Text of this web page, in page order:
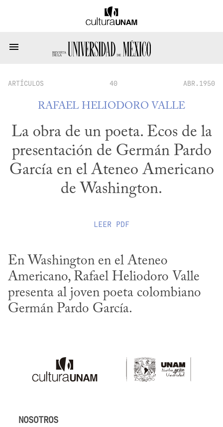
ARTÍCULOS 40 ABR.1950
RAFAEL HELIODORO VALLE
La obra de un poeta. Ecos de la
presentación de Germán Pardo
García en el Ateneo Americano
de Washington.
LEER PDF
En Washington en el Ateneo
Americano, Rafael Heliodoro Valle
presenta al joven poeta colombiano
Germán Pardo García.
NOSOTROS